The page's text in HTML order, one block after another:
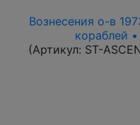
Вознесения о-в
кораблей
(Артикул: ST-